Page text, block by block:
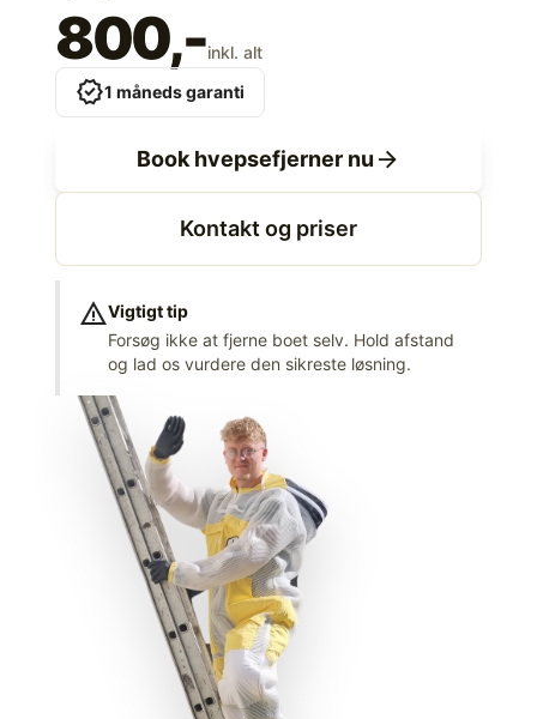
800,-inkl. alt
verified1 måneds garanti
Book hvepsefjerner nu arrow_forward
Kontakt og priser
warningVigtigt tip
Forsøg ikke at fjerne boet selv. Hold afstand
og lad os vurdere den sikreste løsning.